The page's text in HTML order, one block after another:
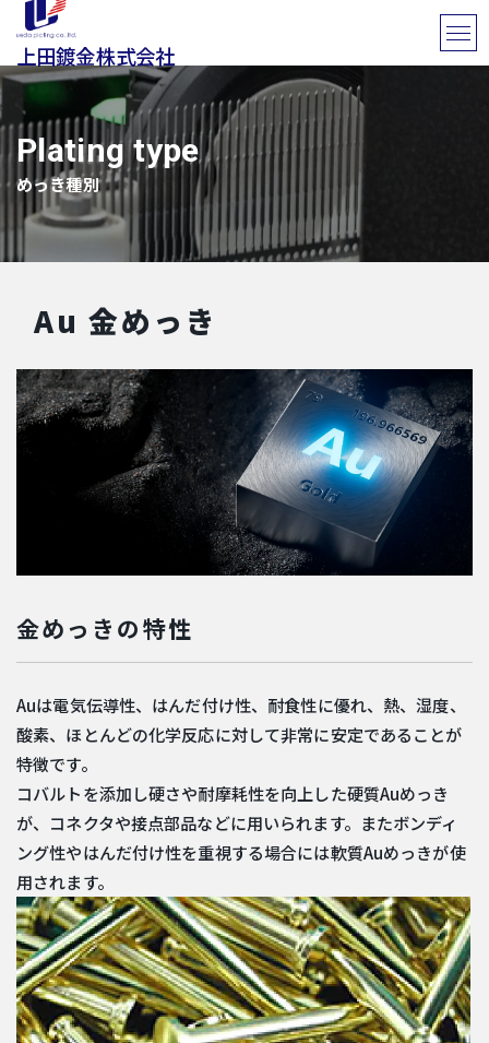
上田鍍金株式会社
Plating type
めっき種別
Au 金めっき
金めっきの特性
Auは電気伝導性、はんだ付け性、耐食性に優れ、熱、湿度、
酸素、ほとんどの化学反応に対して非常に安定であることが
特徴です。
コバルトを添加し硬さや耐摩耗性を向上した硬質Auめっき
が、コネクタや接点部品などに用いられます。またボンディ
ング性やはんだ付け性を重視する場合には軟質Auめっきが使
用されます。